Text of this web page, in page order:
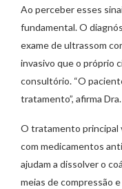
Ao perceber esses
fundamental. O
exame de ultrassom
invasivo que o próprio
consultório. “O
tratamento”, afirma
O tratamento principal
com medicamentos
ajudam a dissolver o
meias de compressão